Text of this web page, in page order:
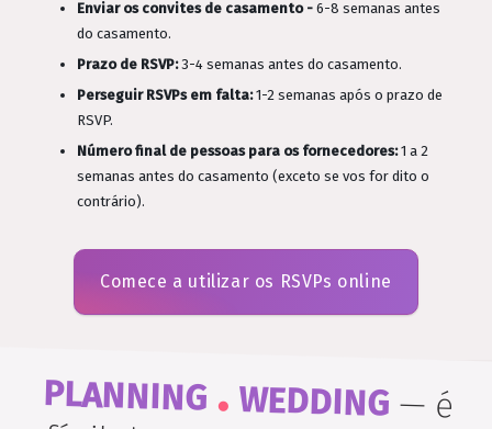
Enviar os convites de casamento - 6-8 semanas antes
do casamento.
Prazo de RSVP:3-4 semanas antes do casamento.
Perseguir RSVPs em falta:1-2 semanas após o prazo de
RSVP.
Número final de pessoas para os fornecedores:1 a 2
semanas antes do casamento (exceto se vos for dito o
contrário).
Comece a utilizar os RSVPs online
PLANNING . WEDDING— é
fácil de memorizar e ainda